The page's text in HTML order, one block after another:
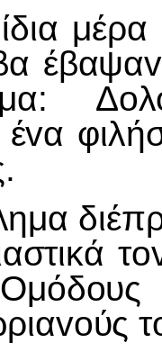
ίδια
έβαψαv
Δoλ
έvα